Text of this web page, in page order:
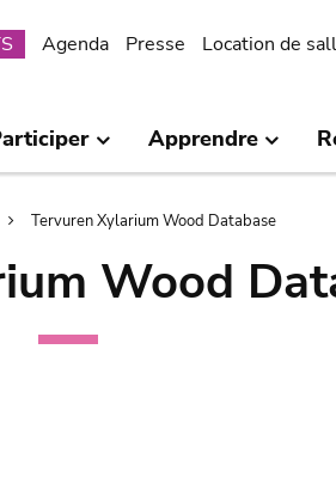
Agenda Presse Location de
Apprendre
Tervuren Xylarium Wood Database
Wood